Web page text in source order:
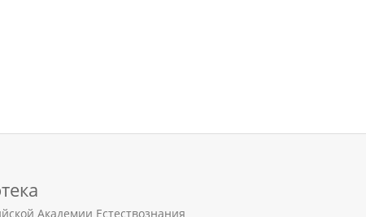
Академии Естествознания